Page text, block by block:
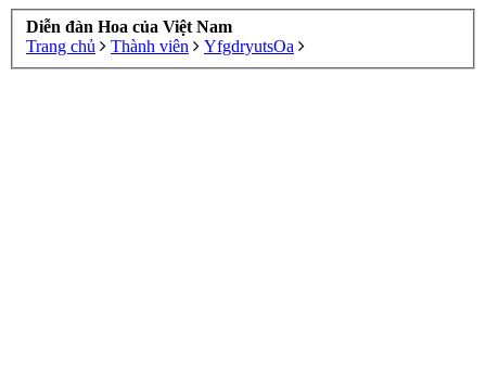
Diễn đàn Hoa của Việt Nam
Trang chủ
Thành viên YfgdryutsOa